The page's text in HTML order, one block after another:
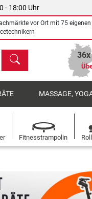
- 18:00 Uhr
vor Ort mit 75 eigenen
Suchen
MASSAGE,
Fitnesstrampolin